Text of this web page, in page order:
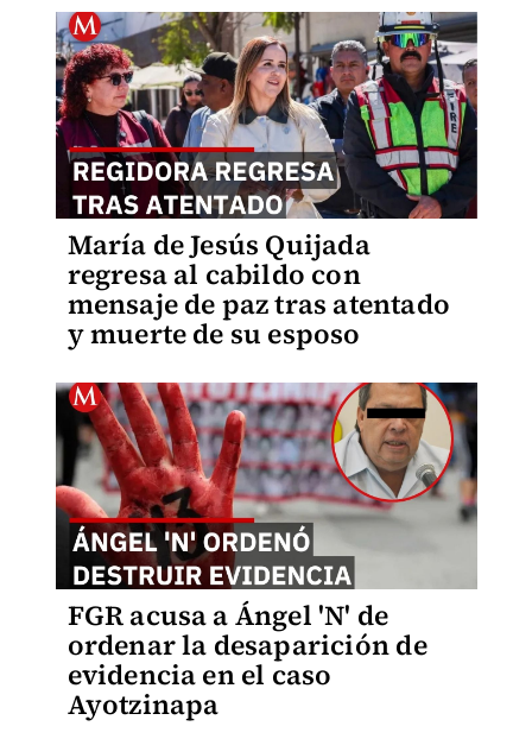
María de Jesús Quijada
regresa al cabildo con
mensaje de paz tras atentado
y muerte de su esposo
FGR acusa a Ángel 'N' de
ordenar la desaparición de
evidencia en el caso
Ayotzinapa